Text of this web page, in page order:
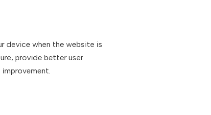
device when the website is
provide better user